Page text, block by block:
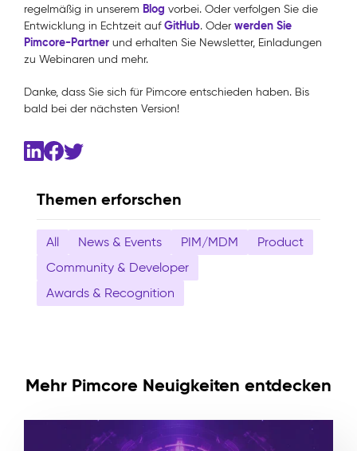
Themen erforschen
All News & Events PIM/MDM
Product
Community & Developer
Awards & Recognition
regelmäßig in unserem Blog vorbei. Oder verfolgen Sie die
Entwicklung in Echtzeit aufGitHub. Oder werden Sie
Pimcore-Partner und erhalten Sie Newsletter, Einladungen
zu Webinaren und mehr.
Danke, dass Sie sich für Pimcore entschieden haben. Bis
bald bei der nächsten Version!
Mehr Pimcore Neuigkeiten entdecken